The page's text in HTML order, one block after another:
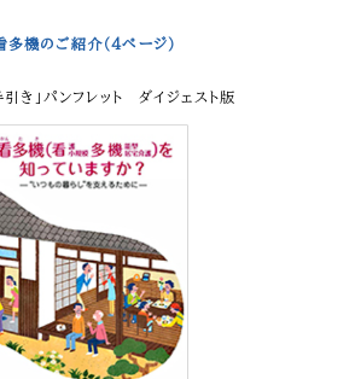
多機のご紹介（4ページ）
引き」パンフレット ダイジェスト版